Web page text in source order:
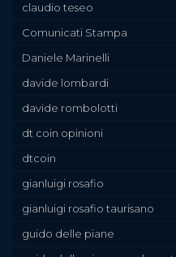
claudio teseo
Comunicati Stampa
Daniele Marinelli
davide lombardi
davide rombolotti
dt coin opinioni
dtcoin
gianluigi rosafio
gianluigi rosafio taurisano
guido delle piane